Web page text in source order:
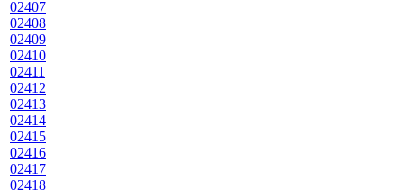
02407
02408
02409
02410
02411
02412
02413
02414
02415
02416
02417
02418